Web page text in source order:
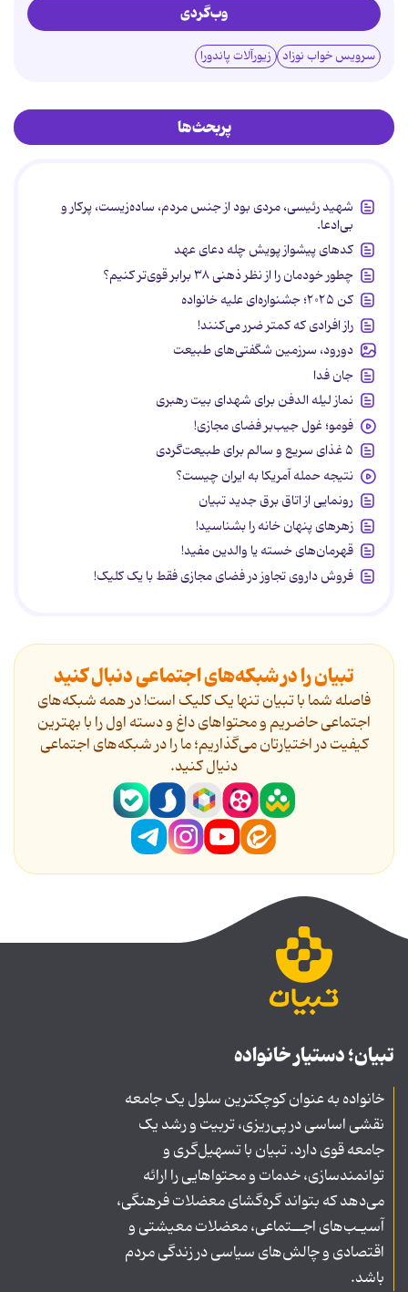
وب‌گردی
سرویس خواب نوزاد زیورآلات پاندورا
پربحث‌ها
شهید رئیسی، مردی بود از جنس مردم، ساده‌زیست، پرکار و
بی‌ادعا.
کدهای پیشواز پویش چله دعای عهد
چطور خودمان را از نظر ذهنی ۳۸ برابر قوی‌تر کنیم؟
کن ۲۰۲۵؛ جشنواره‌ای علیه خانواده
راز افرادی که کمتر ضرر می‌کنند!
دورود، سرزمین شگفتی‌های طبیعت
جان فدا
نماز لیله الدفن برای شهدای بیت رهبری
فومو؛ غول جیب‌بر فضای مجازی!
۵ غذای سریع و سالم برای طبیعت‌گردی
نتیجه حمله آمریکا به ایران چیست؟
رونمایی از اتاق برق جدید تبیان
زهرهای پنهان خانه را بشناسید!
قهرمان‌های خسته یا والدین مفید!
فروش داروی تجاوز در فضای مجازی فقط با یک کلیک!
تبیان را در شبکه‌های اجتماعی دنبال کنید
فاصله شما با تبیان تنها یک کلیک است! در همه شبکه‌های
اجتماعی حاضریم و محتواهای داغ و دسته اول را با بهترین
کیفیت در اختیارتان می‌گذاریم؛ ما را در شبکه‌های اجتماعی
دنیال کنید.
تبیان؛ دستیار خانواده
خانواده به عنوان کوچکترین سلول یک جامعه
نقشی اساسی در پی‌ریزی، تربیت و رشد یک
جامعه قوی دارد. تبیان با تسهیل‌گری و
توانمندسازی، خدمات و محتواهایی را ارائه
می‌دهد که بتواند گره‌گشای معضلات فرهنگی،
آسیـب‌های اجــتماعی، معضلات معیشتی و
اقتصادی و چالش‌های سیاسی در زندگی مردم
باشد.